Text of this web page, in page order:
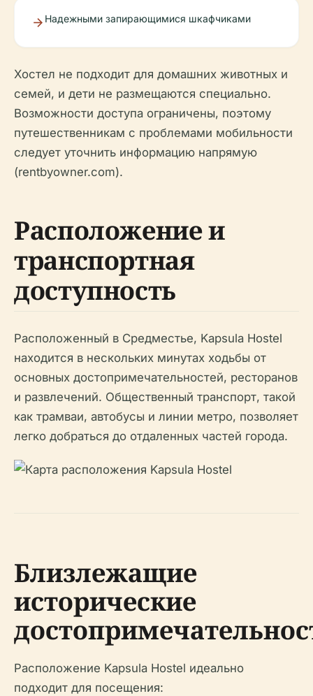
Надежными запирающимися шкафчиками
Хостел не подходит для домашних животных и
семей, и дети не размещаются специально.
Возможности доступа ограничены, поэтому
путешественникам с проблемами мобильности
следует уточнить информацию напрямую
(rentbyowner.com).
Расположение и
транспортная
доступность
Расположенный в Средместье, Kapsula Hostel
находится в нескольких минутах ходьбы от
основных достопримечательностей, ресторанов
и развлечений. Общественный транспорт, такой
как трамваи, автобусы и линии метро, позволяет
легко добраться до отдаленных частей города.
Близлежащие
исторические
Расположение Kapsula Hostel идеально
подходит для посещения: